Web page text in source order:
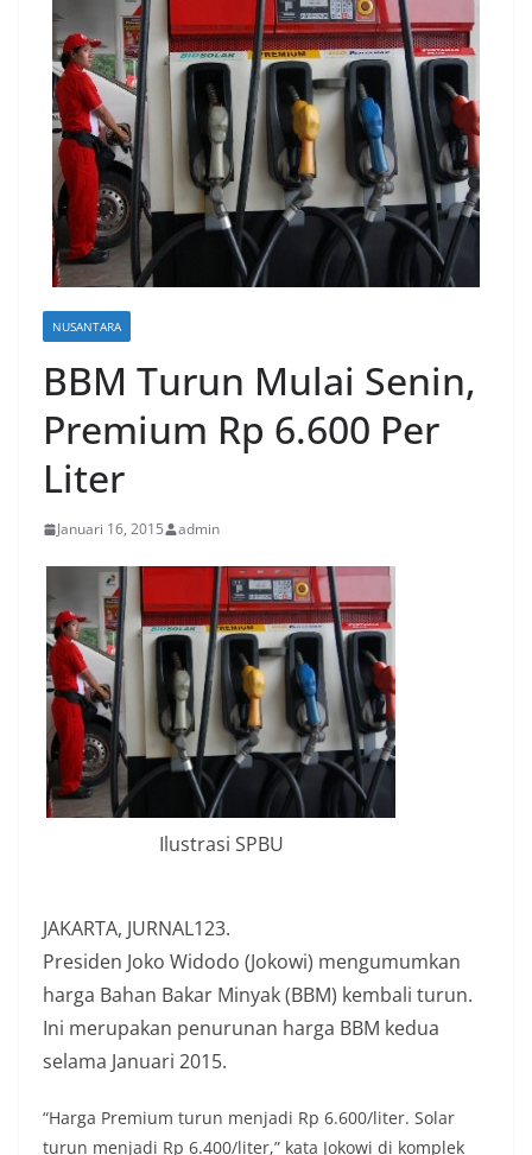
NUSANTARA
BBM Turun Mulai Senin,
Premium Rp 6.600 Per
Liter
Januari 16, 2015 admin
Ilustrasi SPBU
JAKARTA, JURNAL123.
Presiden Joko Widodo (Jokowi) mengumumkan
harga Bahan Bakar Minyak (BBM) kembali turun.
Ini merupakan penurunan harga BBM kedua
selama Januari 2015.
“Harga Premium turun menjadi Rp 6.600/liter. Solar
turun menjadi Rp 6.400/liter,” kata Jokowi di komplek